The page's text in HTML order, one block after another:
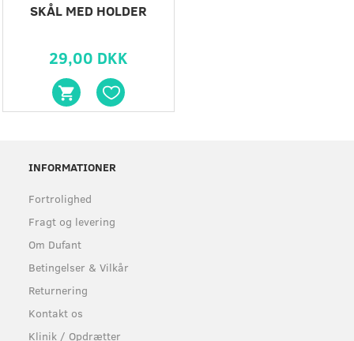
SKÅL MED HOLDER
29,00 DKK
INFORMATIONER
Fortrolighed
Fragt og levering
Om Dufant
Betingelser & Vilkår
Returnering
Kontakt os
Klinik / Opdrætter